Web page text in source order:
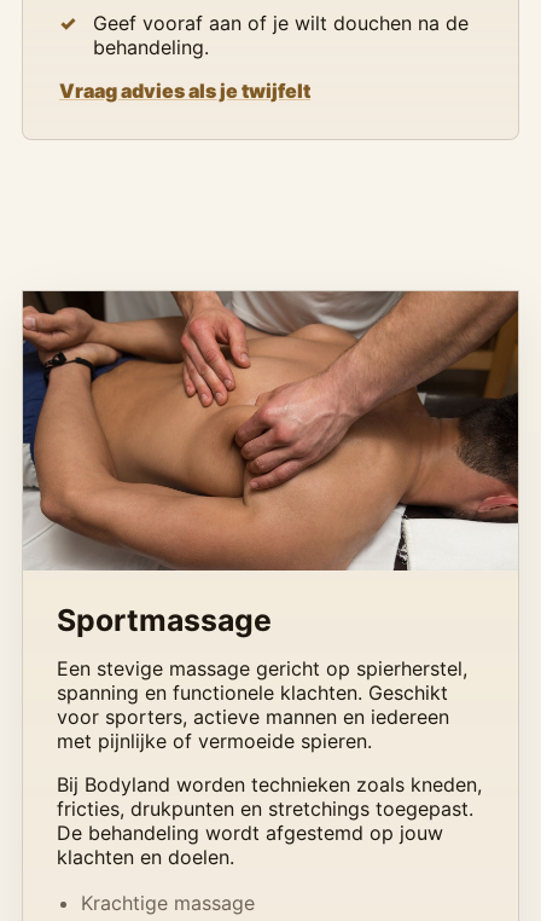
Geef vooraf aan of je wilt douchen na de
behandeling.
Vraag advies als je twijfelt
Sportmassage
Een stevige massage gericht op spierherstel,
spanning en functionele klachten. Geschikt
voor sporters, actieve mannen en iedereen
met pijnlijke of vermoeide spieren.
Bij Bodyland worden technieken zoals kneden,
fricties, drukpunten en stretchings toegepast.
De behandeling wordt afgestemd op jouw
klachten en doelen.
Krachtige massage